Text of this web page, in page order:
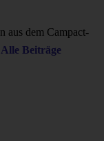
aus dem Campact-
Alle Beiträge